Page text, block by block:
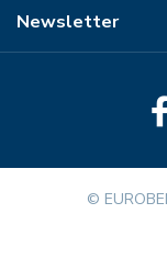
Newsletter
©